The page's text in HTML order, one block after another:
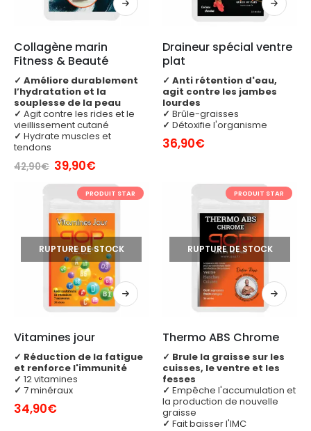
Collagène marin
Fitness & Beauté
✓ Améliore durablement
l’hydratation et la
souplesse de la peau
✓ Agit contre les rides et le
vieillissement cutané
✓ Hydrate muscles et
tendons
42,90€ Le
prix
initial
était :
42,90€.
39,90€Le
actuel
est :
39,90€.
Draineur spécial ventre
plat
✓ Anti rétention d'eau,
agit contre les jambes
lourdes
✓ Brûle-graisses
✓ Détoxifie l'organisme
36,90€
PRODUIT STAR
RUPTURE DE STOCK
Vitamines jour
✓ Réduction de la fatigue
et renforce l'immunité
✓ 12 vitamines
✓ 7 minéraux
34,90€
PRODUIT STAR
RUPTURE DE STOCK
Thermo ABS Chrome
✓ Brule la graisse sur les
cuisses, le ventre et les
fesses
✓ Empêche l'accumulation et
la production de nouvelle
graisse
✓ Fait baisser l'IMC